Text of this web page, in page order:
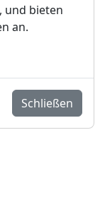
und bieten
an.
Schließen